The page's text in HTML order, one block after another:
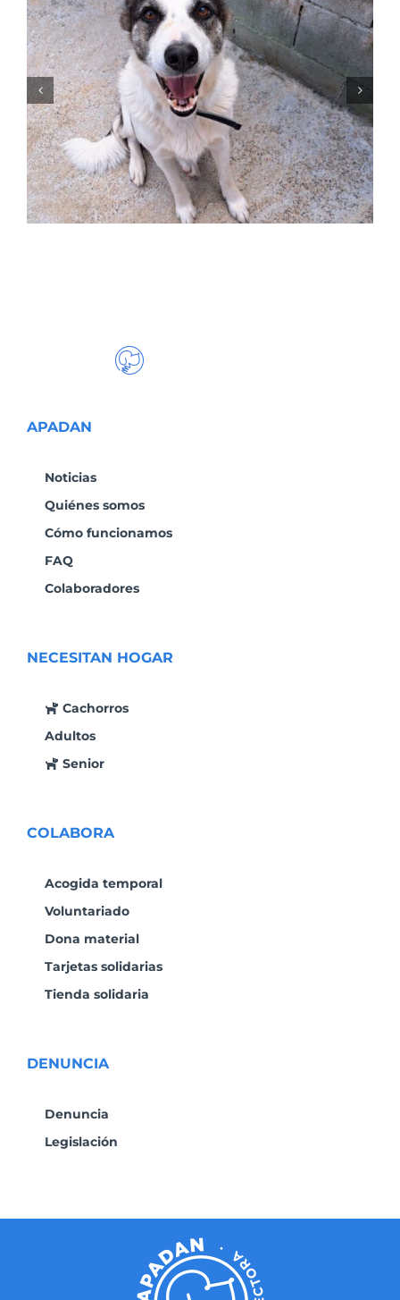
NALA
APADAN
Noticias
Quiénes somos
Cómo funcionamos
FAQ
Colaboradores
NECESITAN HOGAR
Cachorros
Adultos
Senior
COLABORA
Acogida temporal
Voluntariado
Dona material
Tarjetas solidarias
Tienda solidaria
DENUNCIA
Denuncia
Legislación